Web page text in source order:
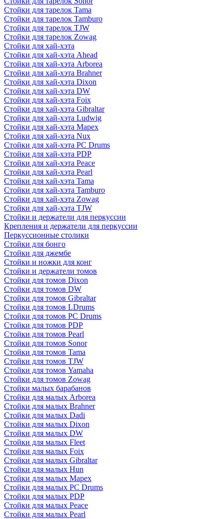
Стойки для тарелок Tama
Стойки для тарелок Tamburo
Стойки для тарелок TJW
Стойки для тарелок Zowag
Стойки для хай-хэта
Стойки для хай-хэта Ahead
Стойки для хай-хэта Arborea
Стойки для хай-хэта Brahner
Стойки для хай-хэта Dixon
Стойки для хай-хэта DW
Стойки для хай-хэта Foix
Стойки для хай-хэта Gibraltar
Стойки для хай-хэта Ludwig
Стойки для хай-хэта Mapex
Стойки для хай-хэта Nux
Стойки для хай-хэта PC Drums
Стойки для хай-хэта PDP
Стойки для хай-хэта Peace
Стойки для хай-хэта Pearl
Стойки для хай-хэта Tama
Стойки для хай-хэта Tamburo
Стойки для хай-хэта Zowag
Стойки для хай-хэта TJW
Стойки и держатели для перкуссии
Крепления и держатели для перкуссии
Перкуссионные столики
Стойки для бонго
Стойки для джембе
Стойки и ножки для конг
Стойки и держатели томов
Стойки для томов Dixon
Стойки для томов DW
Стойки для томов Gibraltar
Стойки для томов LDrums
Стойки для томов PC Drums
Стойки для томов PDP
Стойки для томов Pearl
Стойки для томов Sonor
Стойки для томов Tama
Стойки для томов TJW
Стойки для томов Yamaha
Стойки для томов Zowag
Стойки малых барабанов
Стойки для малых Arborea
Стойки для малых Brahner
Стойки для малых Dadi
Стойки для малых Dixon
Стойки для малых DW
Стойки для малых Fleet
Стойки для малых Foix
Стойки для малых Gibraltar
Стойки для малых Hun
Стойки для малых Mapex
Стойки для малых PC Drums
Стойки для малых PDP
Стойки для малых Peace
Стойки для малых Pearl